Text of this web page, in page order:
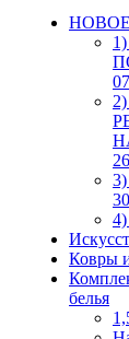
Ковры
белья